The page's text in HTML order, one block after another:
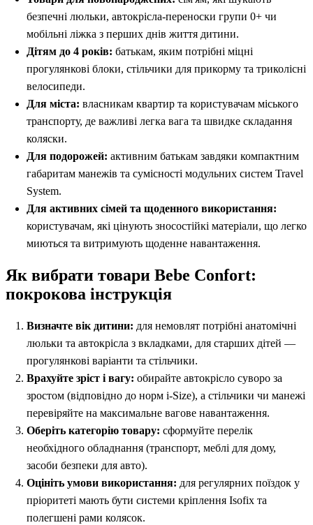
безпечні люльки, автокрісла-переноски групи 0+ чи
мобільні ліжка з перших днів життя дитини.
Дітям до 4 років: батькам, яким потрібні міцні
прогулянкові блоки, стільчики для прикорму та триколісні
велосипеди.
Для міста: власникам квартир та користувачам міського
транспорту, де важливі легка вага та швидке складання
коляски.
Для подорожей: активним батькам завдяки компактним
габаритам манежів та сумісності модульних систем Travel
System.
Для активних сімей та щоденного використання:
користувачам, які цінують зносостійкі матеріали, що легко
миються та витримують щоденне навантаження.
Як вибрати товари Bebe Confort:
покрокова інструкція
Визначте вік дитини: для немовлят потрібні анатомічні
люльки та автокрісла з вкладками, для старших дітей —
прогулянкові варіанти та стільчики.
Врахуйте зріст і вагу: обирайте автокрісло суворо за
зростом (відповідно до норм i-Size), а стільчики чи манежі
перевіряйте на максимальне вагове навантаження.
Оберіть категорію товару: сформуйте перелік
необхідного обладнання (транспорт, меблі для дому,
засоби безпеки для авто).
Оцініть умови використання: для регулярних поїздок у
пріоритеті мають бути системи кріплення Isofix та
полегшені рами колясок.